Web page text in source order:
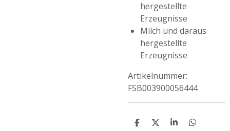
hergestellte
Erzeugnisse
Milch und daraus
hergestellte
Erzeugnisse
Artikelnummer:
FSB003900056444
T
T
T
T